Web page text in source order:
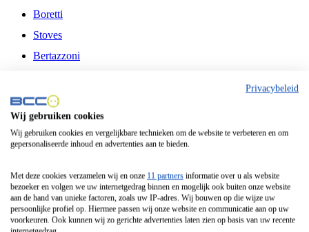
Boretti
Stoves
Bertazzoni
Fitelli
Airfryer
Frituurpan
Contactgrill
Broodbakmachine
Broodrooster
Privacybeleid
Wij gebruiken cookies
Wij gebruiken cookies en vergelijkbare technieken om de website te verbeteren en om
gepersonaliseerde inhoud en advertenties aan te bieden.
Met deze cookies verzamelen wij en onze 11 partners informatie over u als website
bezoeker en volgen we uw internetgedrag binnen en mogelijk ook buiten onze website
aan de hand van unieke factoren, zoals uw IP-adres. Wij bouwen op die wijze uw
persoonlijke profiel op. Hiermee passen wij onze website en communicatie aan op uw
voorkeuren. Ook kunnen wij zo gerichte advertenties laten zien op basis van uw recente